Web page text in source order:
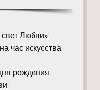
Любви».
час искусства
рождения